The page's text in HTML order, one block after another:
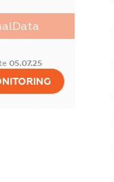
05.07.25